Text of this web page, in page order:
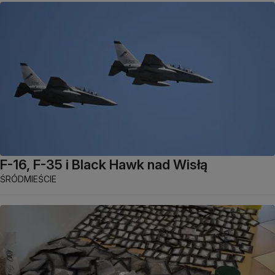
F-16, F-35 i Black Hawk nad Wisłą
ŚRÓDMIEŚCIE